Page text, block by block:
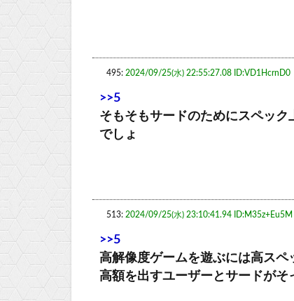
495: 2024/09/25(水) 22:55:27.08 ID:VD1HcrnD0
>>5
そもそもサードのためにスペッ
でしょ
513: 2024/09/25(水) 23:10:41.94 ID:M35z+Eu5M
>>5
高解像度ゲームを遊ぶには高スペ
高額を出すユーザーとサードが